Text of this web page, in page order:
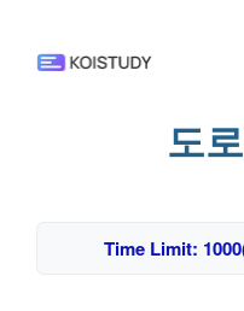
도
Time Limit: